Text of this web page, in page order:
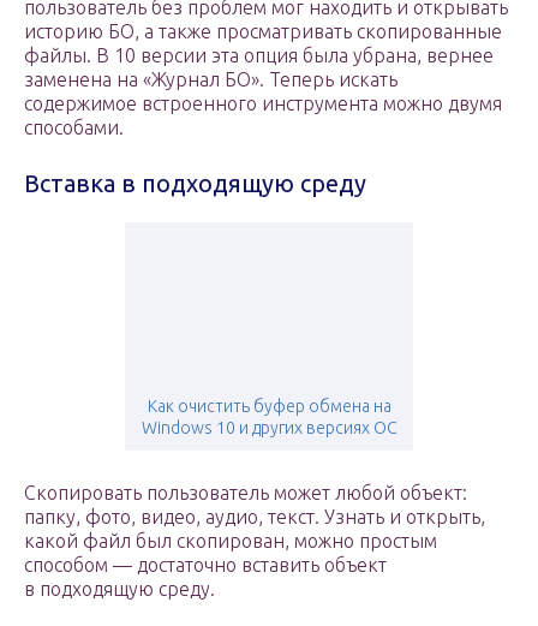
пользователь без проблем мог находить и открывать
историю БО, а также просматривать скопированные
файлы. В 10 версии эта опция была убрана, вернее
заменена на «Журнал БО». Теперь искать
содержимое встроенного инструмента можно двумя
способами.
Вставка в подходящую среду
Как очистить буфер обмена на
Windows 10 и других версиях ОС
Скопировать пользователь может любой объект:
папку, фото, видео, аудио, текст. Узнать и открыть,
какой файл был скопирован, можно простым
способом — достаточно вставить объект
в подходящую среду.